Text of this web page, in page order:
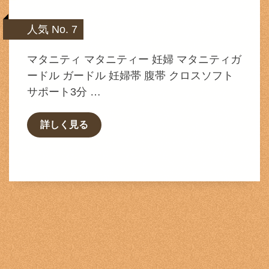
人気 No. 7
マタニティ マタニティー 妊婦 マタニティガ
ードル ガードル 妊婦帯 腹帯 クロスソフト
サポート3分 …
詳しく見る